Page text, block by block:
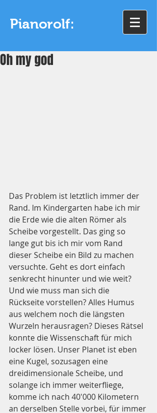
Pianorolf:
Oh my god
Das Problem ist letztlich immer der
Rand. Im Kindergarten habe ich mir
die Erde wie die alten Römer als
Scheibe vorgestellt. Das ging so
lange gut bis ich mir vom Rand
dieser Scheibe ein Bild zu machen
versuchte. Geht es dort einfach
senkrecht hinunter und wie weit?
Und wie muss man sich die
Rückseite vorstellen? Alles Humus
aus welchem noch die längsten
Wurzeln herausragen? Dieses Rätsel
konnte die Wissenschaft für mich
locker lösen. Unser Planet ist eben
eine Kugel, sozusagen eine
dreidimensionale Scheibe, und
solange ich immer weiterfliege,
komme ich nach 40'000 Kilometern
an derselben Stelle vorbei, für immer